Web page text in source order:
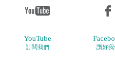
YouTube
訂閱我們 讚好我